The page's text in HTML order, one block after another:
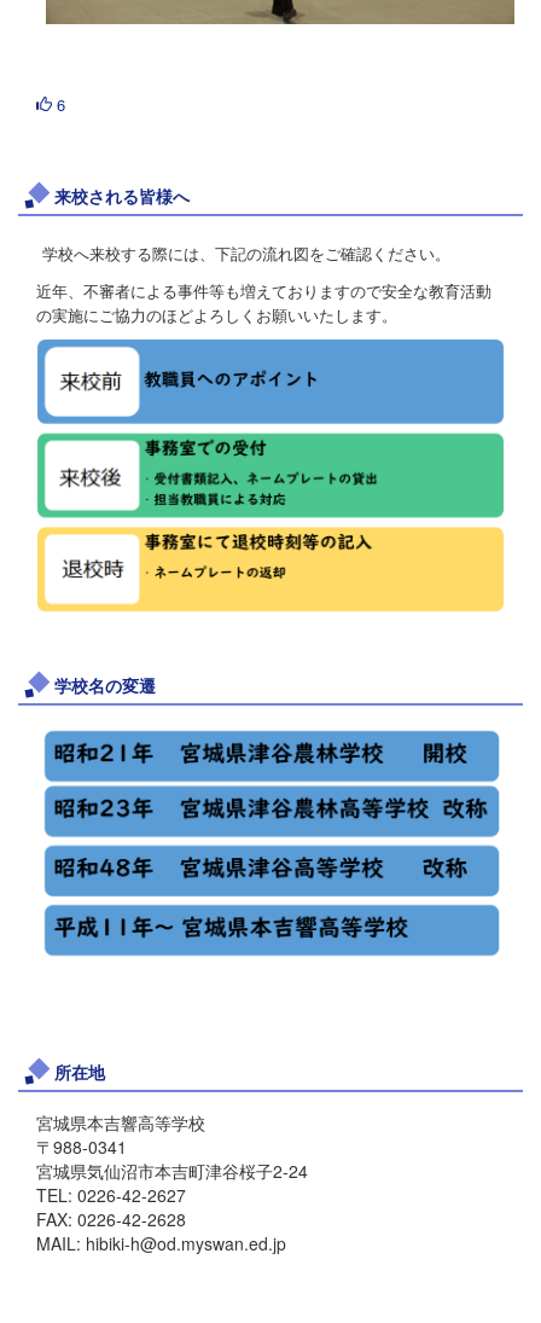
6
来校される皆様へ
学校へ来校する際には、下記の流れ図をご確認ください。
近年、不審者による事件等も増えておりますので安全な教育活動
の実施にご協力のほどよろしくお願いいたします。
学校名の変遷
所在地
宮城県本吉響高等学校
〒988-0341
宮城県気仙沼市本吉町津谷桜子2-24
TEL: 0226-42-2627
FAX: 0226-42-2628
MAIL: hibiki-h@od.myswan.ed.jp